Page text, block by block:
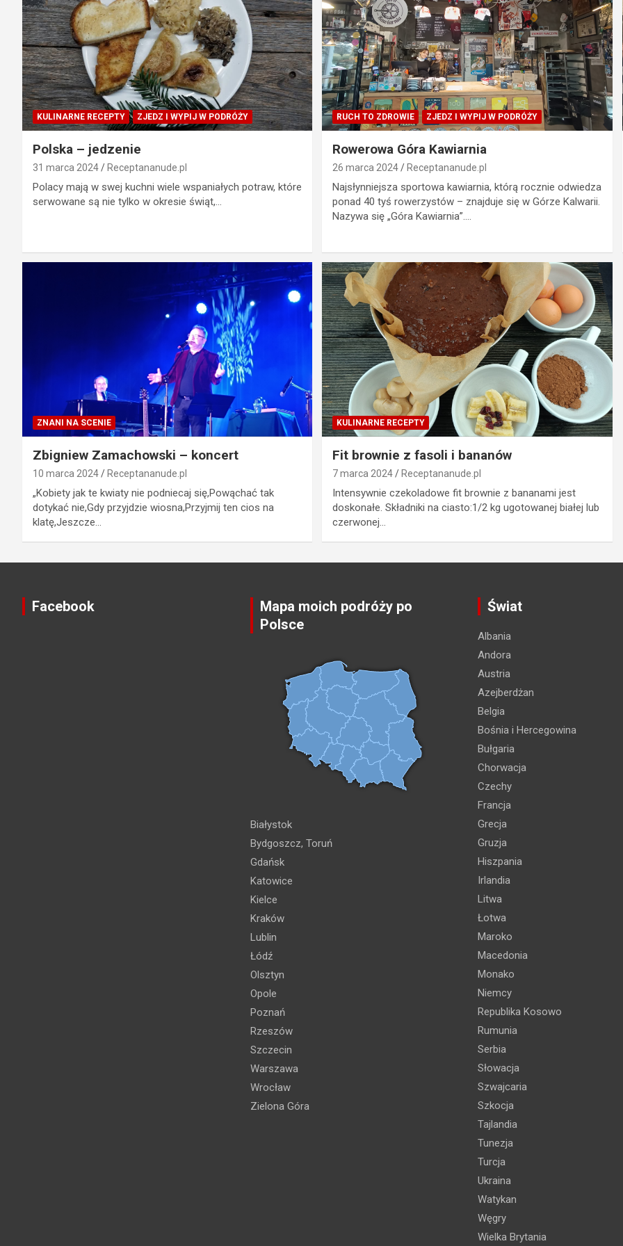
KULINARNE RECEPTY ZJEDZ I WYPIJ W PODRÓŻY
Polska – jedzenie
31 marca 2024 Receptananude.pl
Polacy mają w swej kuchni wiele wspaniałych potraw, które
serwowane są nie tylko w okresie świąt,…
RUCH TO ZDROWIE ZJEDZ I WYPIJ W PODRÓŻY
Rowerowa Góra Kawiarnia
26 marca 2024 Receptananude.pl
Najsłynniejsza sportowa kawiarnia, którą rocznie odwiedza
ponad 40 tyś rowerzystów – znajduje się w Górze Kalwarii.
Nazywa się „Góra Kawiarnia”.…
ZNANI NA SCENIE
Zbigniew Zamachowski – koncert
10 marca 2024 Receptananude.pl
„Kobiety jak te kwiaty nie podniecaj się,Powąchać tak
dotykać nie,Gdy przyjdzie wiosna,Przyjmij ten cios na
klatę,Jeszcze…
KULINARNE RECEPTY
Fit brownie z fasoli i bananów
7 marca 2024 Receptananude.pl
Intensywnie czekoladowe fit brownie z bananami jest
doskonałe. Składniki na ciasto:1/2 kg ugotowanej białej lub
czerwonej…
Facebook
Mapa moich podróży po
Polsce
Białystok
Bydgoszcz, Toruń
Gdańsk
Katowice
Kielce
Kraków
Lublin
Łódź
Olsztyn
Opole
Poznań
Rzeszów
Szczecin
Warszawa
Wrocław
Zielona Góra
Świat
Albania
Andora
Austria
Azejberdżan
Belgia
Bośnia i Hercegowina
Bułgaria
Chorwacja
Czechy
Francja
Grecja
Gruzja
Hiszpania
Irlandia
Litwa
Łotwa
Maroko
Macedonia
Monako
Niemcy
Republika Kosowo
Rumunia
Serbia
Słowacja
Szwajcaria
Szkocja
Tajlandia
Tunezja
Turcja
Ukraina
Watykan
Węgry
Wielka Brytania